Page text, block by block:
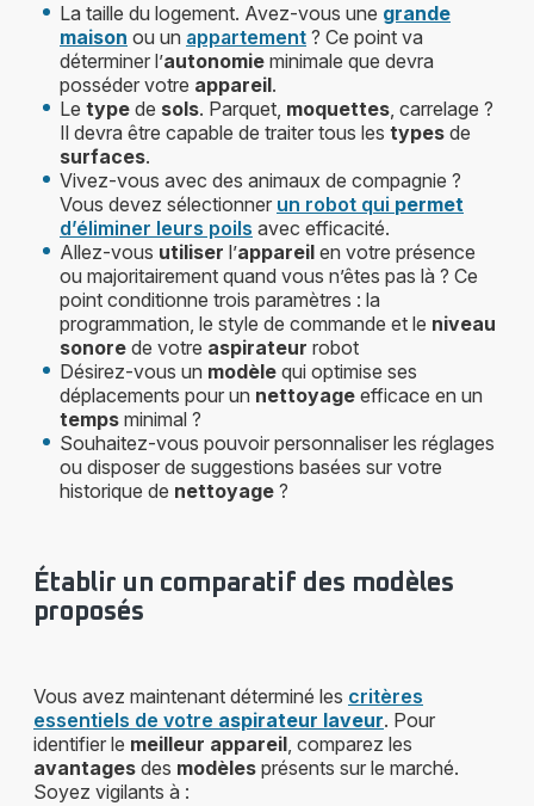
La taille du logement. Avez-vous une grande
maison ou un appartement ? Ce point va
déterminer l’autonomie minimale que devra
posséder votre appareil.
Le type de sols. Parquet, moquettes, carrelage ?
Il devra être capable de traiter tous les types de
surfaces.
Vivez-vous avec des animaux de compagnie ?
Vous devez sélectionner un robot qui permet
d’éliminer leurs poils avec efficacité.
Allez-vous utiliser l’appareil en votre présence
ou majoritairement quand vous n’êtes pas là ? Ce
point conditionne trois paramètres : la
programmation, le style de commande et le niveau
sonore de votre aspirateur robot
Désirez-vous un modèle qui optimise ses
déplacements pour un nettoyage efficace en un
temps minimal ?
Souhaitez-vous pouvoir personnaliser les réglages
ou disposer de suggestions basées sur votre
historique de nettoyage ?
Établir un comparatif des modèles
proposés
Vous avez maintenant déterminé les critères
essentiels de votre aspirateur laveur. Pour
identifier le meilleur appareil, comparez les
avantages des modèles présents sur le marché.
Soyez vigilants à :